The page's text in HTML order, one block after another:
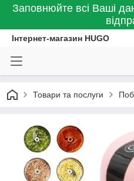
Заповнюйте всі Ваші
Інтернет-магазин HUGO
Товари та послуги